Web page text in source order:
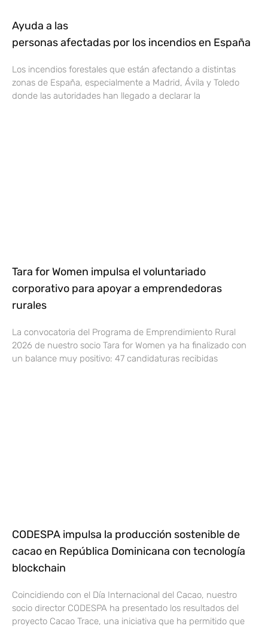
Ayuda a las
personas afectadas por los incendios en España
Los incendios forestales que están afectando a distintas
zonas de España, especialmente a Madrid, Ávila y Toledo
donde las autoridades han llegado a declarar la
Tara for Women impulsa el voluntariado
corporativo para apoyar a emprendedoras
rurales
La convocatoria del Programa de Emprendimiento Rural
2026 de nuestro socio Tara for Women ya ha finalizado con
un balance muy positivo: 47 candidaturas recibidas
CODESPA impulsa la producción sostenible de
cacao en República Dominicana con tecnología
blockchain
Coincidiendo con el Día Internacional del Cacao, nuestro
socio director CODESPA ha presentado los resultados del
proyecto Cacao Trace, una iniciativa que ha permitido que